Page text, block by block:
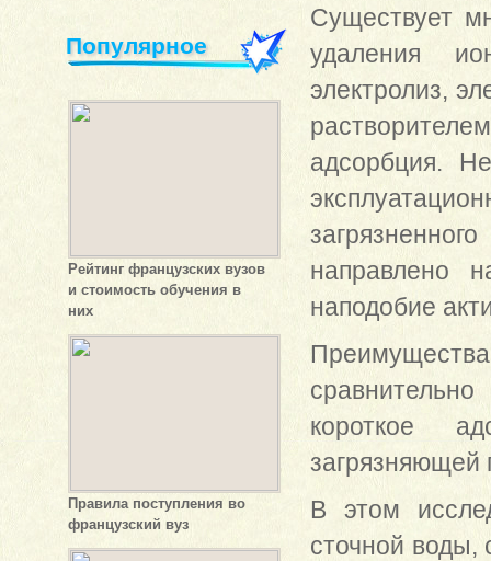
Популярное
Рейтинг французских вузов
и стоимость обучения в
них
Правила поступления во
французский вуз
Существует
удаления
электролиз,
адсорбция.
направлено
наподобие
короткое
загрязняющей
В этом
сточной воды,